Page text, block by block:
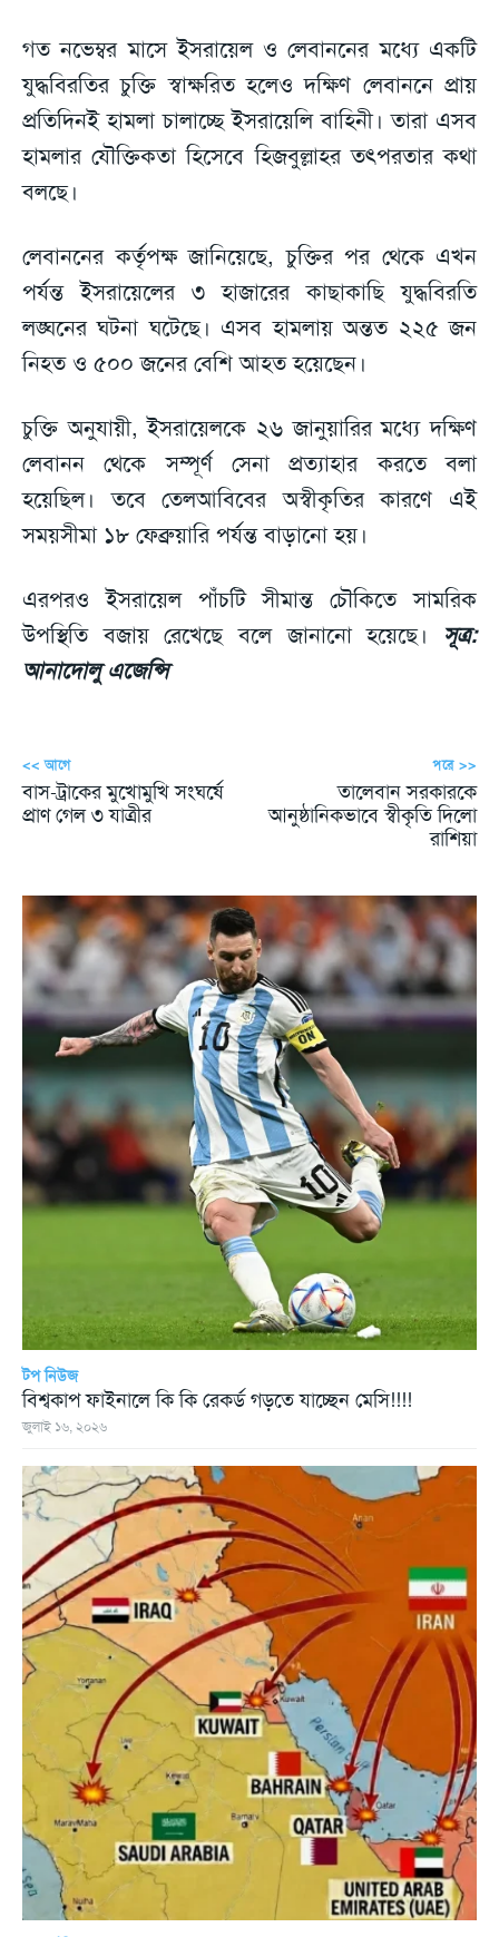
গত নভেম্বর মাসে ইসরায়েল ও লেবাননের মধ্যে একটি
যুদ্ধবিরতির চুক্তি স্বাক্ষরিত হলেও দক্ষিণ লেবাননে প্রায়
প্রতিদিনই হামলা চালাচ্ছে ইসরায়েলি বাহিনী। তারা এসব
হামলার যৌক্তিকতা হিসেবে হিজবুল্লাহর তৎপরতার কথা
বলছে।
লেবাননের কর্তৃপক্ষ জানিয়েছে, চুক্তির পর থেকে এখন
পর্যন্ত ইসরায়েলের ৩ হাজারের কাছাকাছি যুদ্ধবিরতি
লঙ্ঘনের ঘটনা ঘটেছে। এসব হামলায় অন্তত ২২৫ জন
নিহত ও ৫০০ জনের বেশি আহত হয়েছেন।
চুক্তি অনুযায়ী, ইসরায়েলকে ২৬ জানুয়ারির মধ্যে দক্ষিণ
লেবানন থেকে সম্পূর্ণ সেনা প্রত্যাহার করতে বলা
হয়েছিল। তবে তেলআবিবের অস্বীকৃতির কারণে এই
সময়সীমা ১৮ ফেব্রুয়ারি পর্যন্ত বাড়ানো হয়।
এরপরও ইসরায়েল পাঁচটি সীমান্ত চৌকিতে সামরিক
উপস্থিতি বজায় রেখেছে বলে জানানো হয়েছে। সূত্র:
আনাদোলু এজেন্সি
<< আগে
বাস-ট্রাকের মুখোমুখি সংঘর্ষে
প্রাণ গেল ৩ যাত্রীর
পরে >>
তালেবান সরকারকে
আনুষ্ঠানিকভাবে স্বীকৃতি দিলো
রাশিয়া
টপ নিউজ
বিশ্বকাপ ফাইনালে কি কি রেকর্ড গড়তে যাচ্ছেন মেসি!!!!
জুলাই ১৬, ২০২৬